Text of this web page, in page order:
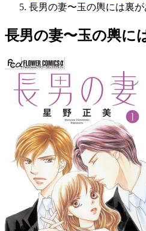
長男の妻〜玉の輿には裏
長男の妻〜玉の輿に